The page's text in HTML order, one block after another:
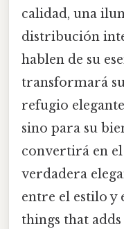
calidad, una
distribución
hablen de su
transformará
refugio
sino para su
convertirá en
verdadera
entre el estilo y
things that adds